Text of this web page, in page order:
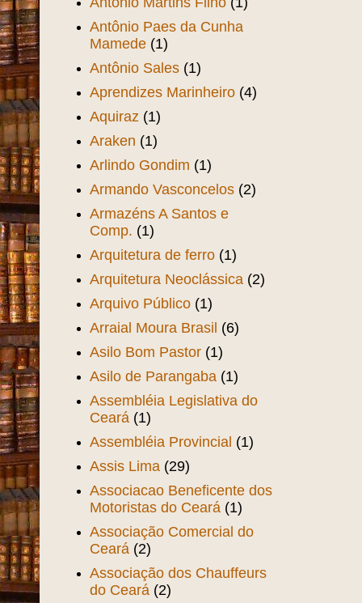
Anos 60 (4)
Anos 70
(5)
Antº Rodrigues Ferreira
Antônio Bezerra de
Menezes (1)
Antônio Martins Filho
Antônio Paes da Cunha
Mamede (1)
Antônio Sales (1)
Aprendizes Marinheiro
Aquiraz (1)
Araken (1)
Arlindo Gondim (1)
Armando Vasconcelos
Armazéns A Santos e
Comp. (1)
Arquitetura de ferro (1)
Arquitetura Neoclássica (2)
Arquivo Público
Arraial Moura Brasil (6)
Asilo Bom Pastor
Asilo de Parangaba (1)
Assembléia Legislativa do
Ceará (1)
Assembléia Provincial (1)
Assis Lima (29)